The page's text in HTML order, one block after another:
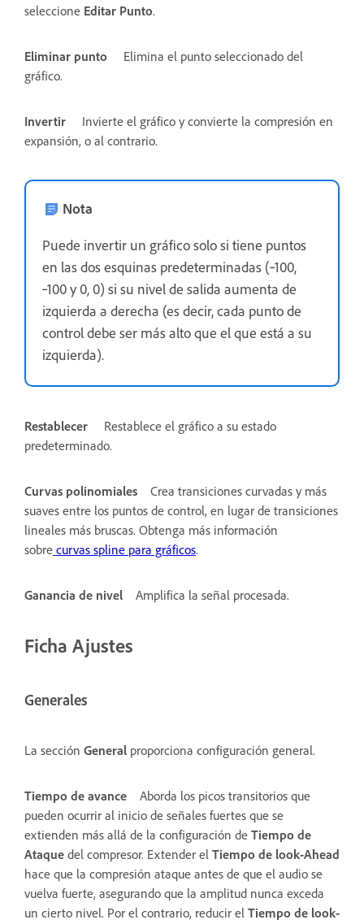
seleccione Editar Punto.
Eliminar punto
Elimina el punto seleccionado del
gráfico.
Invertir
Invierte el gráfico y convierte la compresión en
expansión, o al contrario.
Nota
Puede invertir un gráfico solo si tiene puntos
en las dos esquinas predeterminadas (‑100,
‑100 y 0, 0) si su nivel de salida aumenta de
izquierda a derecha (es decir, cada punto de
control debe ser más alto que el que está a su
izquierda).
Restablecer
Restablece el gráfico a su estado
predeterminado.
Curvas polinomiales
Crea transiciones curvadas y más
suaves entre los puntos de control, en lugar de transiciones
lineales más bruscas. Obtenga más información
sobre curvas spline para gráficos.
Ganancia de nivel Amplifica la señal procesada.
Ficha Ajustes
Generales
La sección General proporciona configuración general.
Tiempo de avance
Aborda los picos transitorios que
pueden ocurrir al inicio de señales fuertes que se
extienden más allá de la configuración de Tiempo de
Ataque del compresor. Extender el Tiempo de look-Ahead
hace que la compresión ataque antes de que el audio se
vuelva fuerte, asegurando que la amplitud nunca exceda
un cierto nivel. Por el contrario, reducir el Tiempo de look-